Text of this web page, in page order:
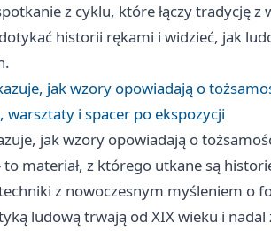
z cyklu, które łączy tradycję z
historii rękami i widzieć, jak
jak wzory opowiadają o
warsztaty i spacer po ekspozycji
jak wzory opowiadają o
materiał, z którego utkane są
z nowoczesnym myśleniem o
ludową trwają od XIX wieku i nadal